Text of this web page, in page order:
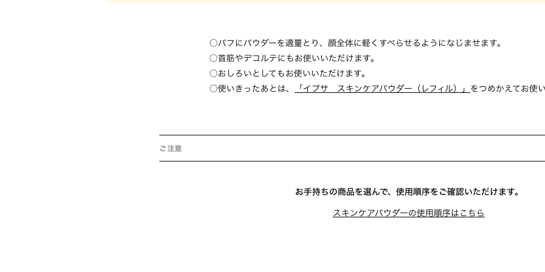
パフにパウダーを適量とり、顔全体に軽くすべらせるようになじませます。
首筋やデコルテにもお使いいただけます。
おしろいとしてもお使いいただけます。
使いきったあとは、
「イプサ スキンケアパウダー（レフィル）」 をつめかえてお使
ご注意
お手持ちの商品を選んで、使用順序をご確認いただけます。
スキンケアパウダーの使用順序はこちら